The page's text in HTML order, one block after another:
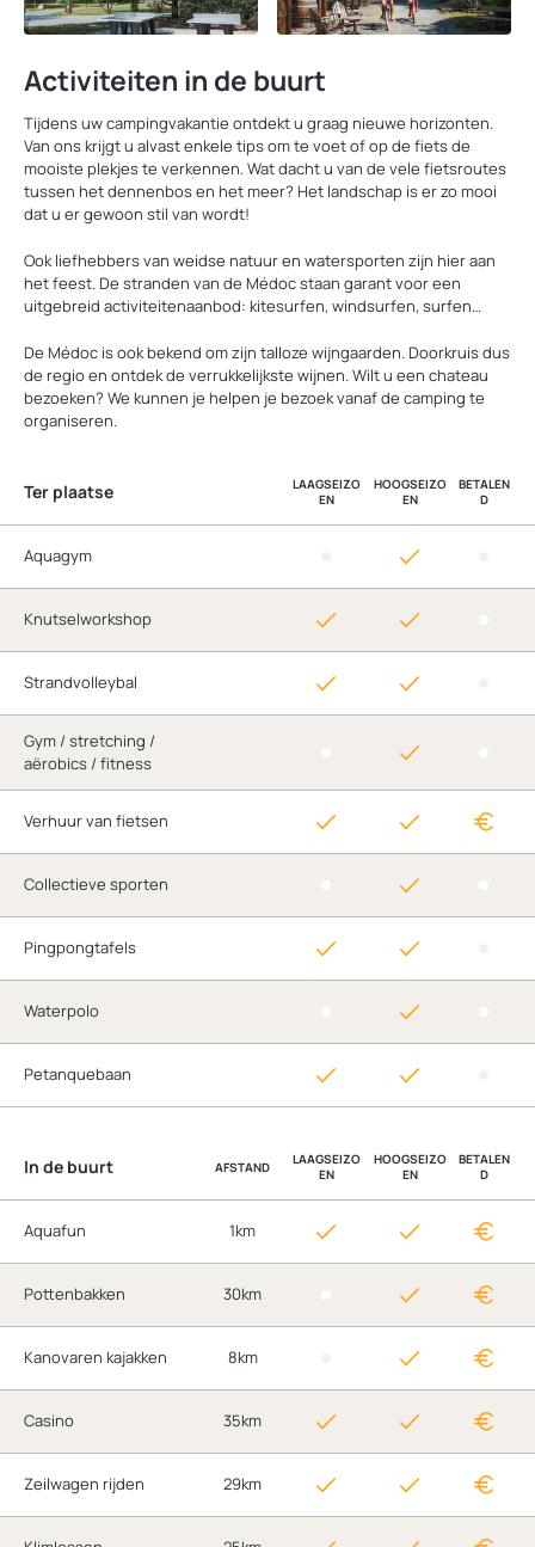
Activiteiten in de buurt
Tijdens uw campingvakantie ontdekt u graag nieuwe horizonten.
Van ons krijgt u alvast enkele tips om te voet of op de fiets de
mooiste plekjes te verkennen. Wat dacht u van de vele fietsroutes
tussen het dennenbos en het meer? Het landschap is er zo mooi
dat u er gewoon stil van wordt!
Ook liefhebbers van weidse natuur en watersporten zijn hier aan
het feest. De stranden van de Médoc staan garant voor een
uitgebreid activiteitenaanbod: kitesurfen, windsurfen, surfen…
De Médoc is ook bekend om zijn talloze wijngaarden. Doorkruis dus
de regio en ontdek de verrukkelijkste wijnen. Wilt u een chateau
bezoeken? We kunnen je helpen je bezoek vanaf de camping te
organiseren.
Ter plaatse
LAAGSEIZO
EN
HOOGSEIZO
EN
BETALEN
D
Aquagym
Knutselworkshop
Strandvolleybal
Gym / stretching /
aërobics / fitness
Verhuur van fietsen
Collectieve sporten
Pingpongtafels
Waterpolo
Petanquebaan
In de buurt AFSTAND
LAAGSEIZO
EN
HOOGSEIZO
EN
BETALEN
D
Aquafun 1km
Pottenbakken 30km
Kanovaren kajakken 8km
Casino 35km
Zeilwagen rijden 29km